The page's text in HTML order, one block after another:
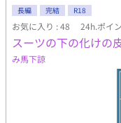
っていってしまう青銅
がれるが、愛しの彼の
王国を守り、子孫を残
違う彼への恋心に揺れ
異種族の青年のせつない
長編 完結 R18
お気に入り : 48 24h.ポイ
スーツの下の化けの
み馬下諒